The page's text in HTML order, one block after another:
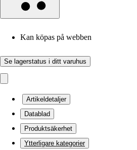
Kan köpas på webben
Se lagerstatus i ditt varuhus
Artikeldetaljer
Datablad
Produktsäkerhet
Ytterligare kategorier